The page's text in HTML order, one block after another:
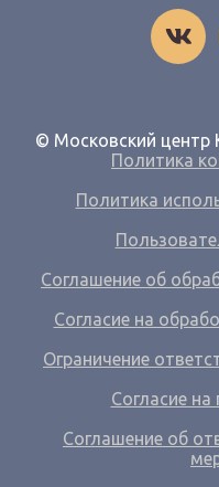
© Московский центр
Политика
Политика
Соглашение об
Согласие на
Ограничение
Согласие
Соглашение об